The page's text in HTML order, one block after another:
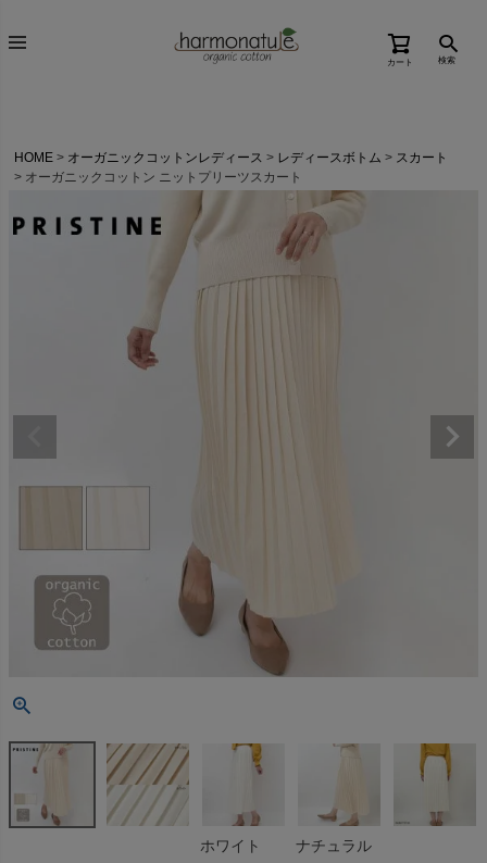
カート 検索
HOME オーガニックコットンレディース レディースボトム
スカート
オーガニックコットン ニットプリーツスカート
ホワイト ナチュラル